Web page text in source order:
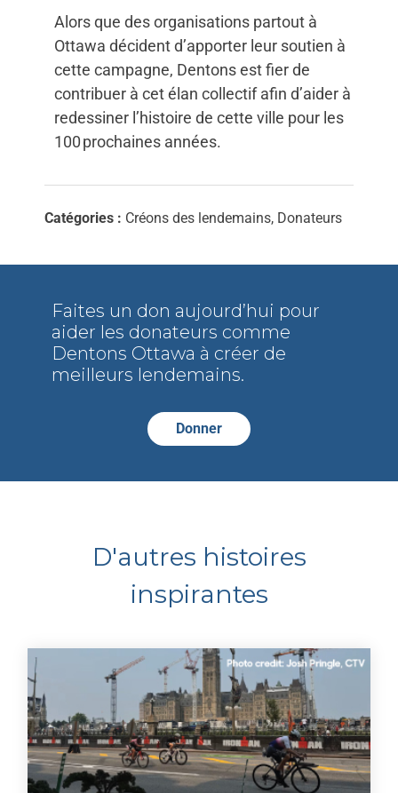
Alors que des organisations partout à
Ottawa décident d’apporter leur soutien à
cette campagne, Dentons est fier de
contribuer à cet élan collectif afin d’aider à
redessiner l’histoire de cette ville pour les
100 prochaines années.
Catégories : Créons des lendemains, Donateurs
Faites un don aujourd’hui pour
aider les donateurs comme
Dentons Ottawa à créer de
meilleurs lendemains.
Donner
D'autres histoires
inspirantes